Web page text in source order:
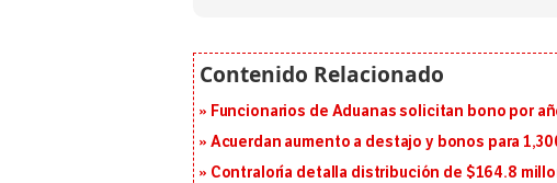
Funcionarios de Aduanas solicitan bono por
Acuerdan aumento a destajo y bonos para
Contraloría detalla distribución de $164.8